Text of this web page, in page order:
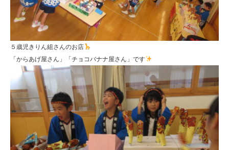
５歳児きりん組さんのお店
「からあげ屋さん」「チョコバナナ屋さん」です